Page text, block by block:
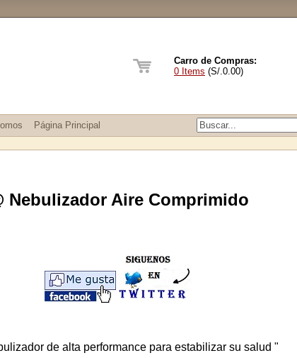
Carro de Compras:
0 Items (S/.0.00)
Página Principal
Nebulizador Aire Comprimido
de alta performance para estabilizar su salud "